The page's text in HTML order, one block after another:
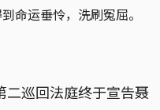
命运垂怜，洗刷冤屈。
二巡回法庭终于宣告聂